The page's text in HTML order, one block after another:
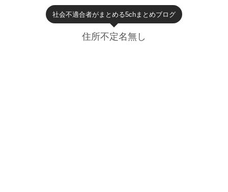
社会不適合者がまとめる5chまとめブログ
住所不定名無し